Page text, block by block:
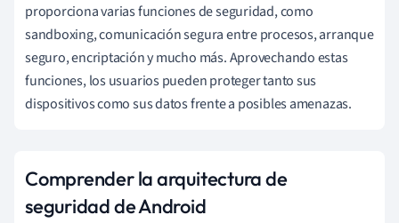
proporciona varias funciones de seguridad, como
sandboxing, comunicación segura entre procesos, arranque
seguro, encriptación y mucho más. Aprovechando estas
funciones, los usuarios pueden proteger tanto sus
dispositivos como sus datos frente a posibles amenazas.
Comprender la arquitectura de
seguridad de Android